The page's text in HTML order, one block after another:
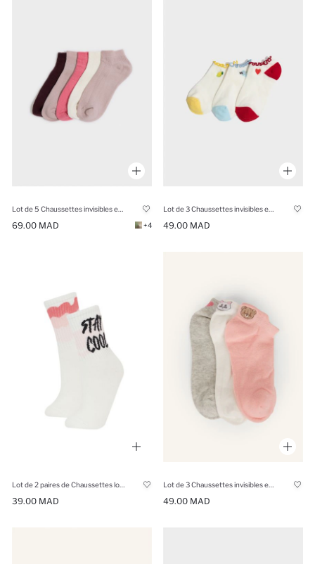
69.00 MAD +4 49.00 MAD
39.00 MAD 49.00 MAD